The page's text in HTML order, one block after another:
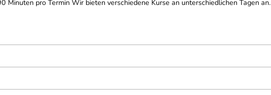
Minuten pro Termin Wir bieten verschiedene Kurse an unterschiedlichen Tagen an.